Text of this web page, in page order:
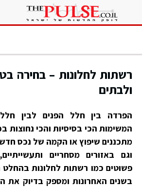
רשתות לחלונות – בחירה
ולבתים
הפרדה בין חלל הפנים לבין
המשימות הכי בסיסיות והכי נחוצות
מתכננים שיפוץ או הקמה של נכס
וגם באזורים מסחריים
פשוטים כמו רשתות לחלונות בהחלט
בשנים האחרונות ומספק בדיוק את